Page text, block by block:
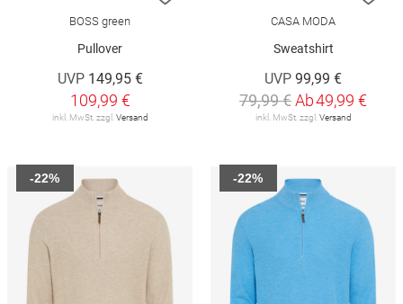
BOSS green
Pullover
UVP 149,95 €
109,99 €
inkl. MwSt. zzgl. Versand
CASA MODA
Sweatshirt
UVP 99,99 €
79,99 €Ab49,99 €
inkl. MwSt. zzgl. Versand
-22% -22%